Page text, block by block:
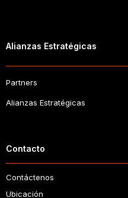
Alianzas Estratégicas
Partners
Alianzas Estratégicas
Contacto
Contáctenos
Ubicación